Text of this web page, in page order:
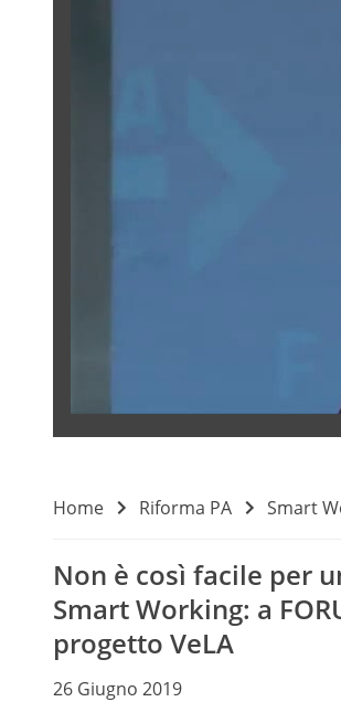
Home Riforma PA Smart
Non è così facile per
Smart Working: a
progetto VeLA
26 Giugno 2019